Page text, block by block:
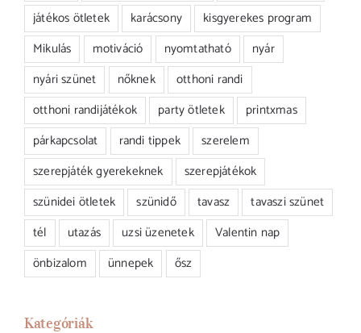
játékos ötletek karácsony
kisgyerekes program
Mikulás
motiváció nyomtatható
nyár
nyári szünet
nőknek
otthoni randi
otthoni randijátékok
party ötletek
printxmas
párkapcsolat
randi tippek
szerelem
szerepjáték gyerekeknek
szerepjátékok
szünidei ötletek
szünidő tavasz
tavaszi szünet
tél
utazás uzsi üzenetek
Valentin nap
önbizalom
ünnepek ősz
Kategóriák